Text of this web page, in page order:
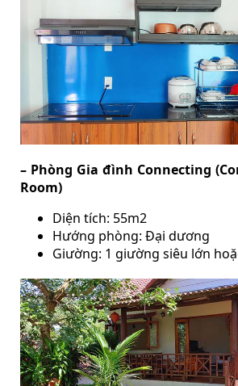
– Phòng Gia đình Connecting
Room)
Diện tích: 55m2
Hướng phòng: Đại dương
Giường: 1 giường siêu lớn